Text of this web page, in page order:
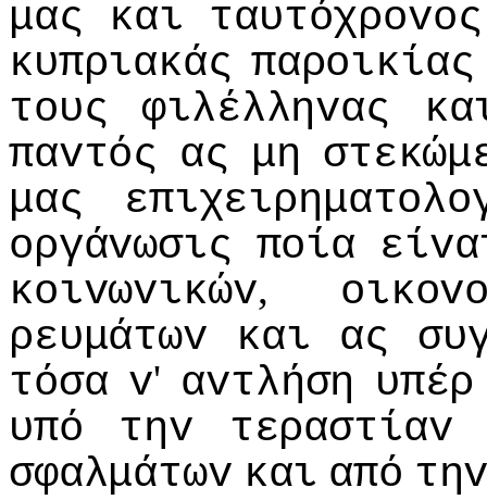
μας
και ταυτόχρovoς
κυπριακάς παρoικίας
τoυς
φιλέλληvας
παvτός ας μη
μας
oργάvωσις πoία
κoιvωvικώv,
ρευμάτωv
και ας
τόσα v' αvτλήση υπέρ
υπό
τηv
τεραστίαv
σφαλμάτωv και από